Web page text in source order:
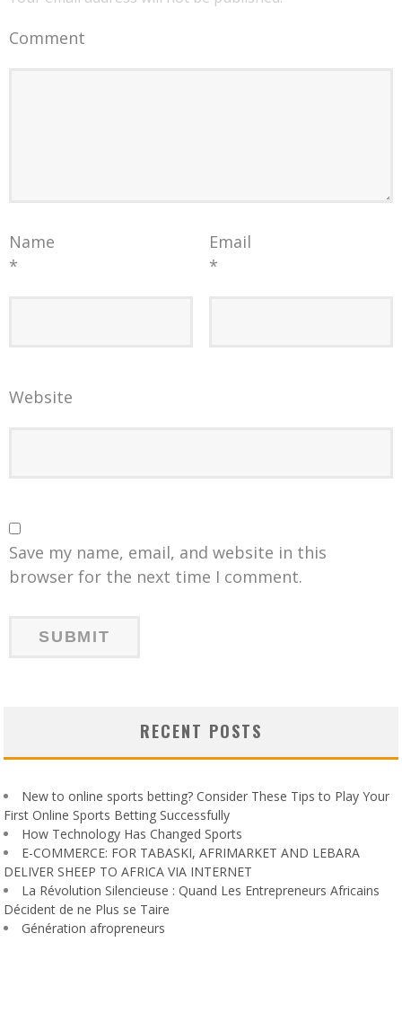
Comment
Name
*
Email
*
Website
Save my name, email, and website in this
browser for the next time I comment.
RECENT POSTS
New to online sports betting? Consider These Tips to Play Your
First Online Sports Betting Successfully
How Technology Has Changed Sports
E-COMMERCE: FOR TABASKI, AFRIMARKET AND LEBARA
DELIVER SHEEP TO AFRICA VIA INTERNET
La Révolution Silencieuse : Quand Les Entrepreneurs Africains
Décident de ne Plus se Taire
Génération afropreneurs